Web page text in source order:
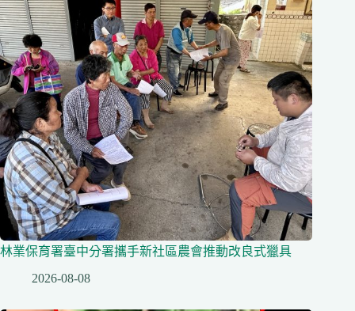
林業保育署臺中分署攜手新社區農會推動改良式獵具
2026-08-08